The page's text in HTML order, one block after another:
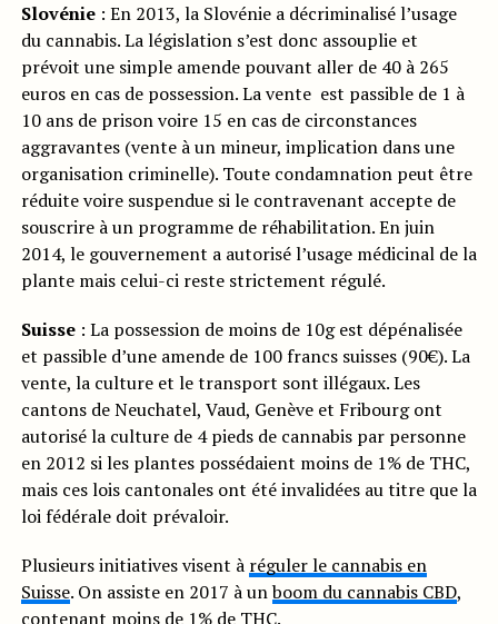
Slovénie: En 2013, la Slovénie a décriminalisé l’usage
du cannabis. La législation s’est donc assouplie et
prévoit une simple amende pouvant aller de 40 à 265
euros en cas de possession. La vente est passible de 1 à
10 ans de prison voire 15 en cas de circonstances
aggravantes (vente à un mineur, implication dans une
organisation criminelle). Toute condamnation peut être
réduite voire suspendue si le contravenant accepte de
souscrire à un programme de réhabilitation. En juin
2014, le gouvernement a autorisé l’usage médicinal de la
plante mais celui-ci reste strictement régulé.
Suisse: La possession de moins de 10g est dépénalisée
et passible d’une amende de 100 francs suisses (90€). La
vente, la culture et le transport sont illégaux. Les
cantons de Neuchatel, Vaud, Genève et Fribourg ont
autorisé la culture de 4 pieds de cannabis par personne
en 2012 si les plantes possédaient moins de 1% de THC,
mais ces lois cantonales ont été invalidées au titre que la
loi fédérale doit prévaloir.
Plusieurs initiatives visent à réguler le cannabis en
Suisse. On assiste en 2017 à unboom du cannabis CBD,
contenant moins de 1% de THC.